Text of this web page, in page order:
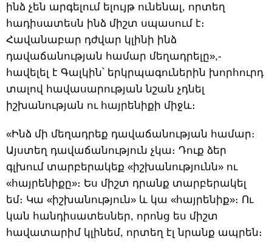
ինձ չեն արգելում ելույթ ունենալ, որտեղ
հադիսատեսն ինձ միշտ սպասում է։
Հավանաբար դժվար կլինի ինձ
դավաճանության համար մեղադրելը»,-
հավելել է Գալկին՝ երկրպագուներին խորհուրդ
տալով հավասարության նշան չդնել
իշխանության ու հայրենիքի միջև։
«Ինձ մի մեղադրեք դավաճանության համար։
Այստեղ դավաճանություն չկա։ Դուք ձեր
գլխում տարբերակեք «իշխանությունն» ու
«հայրենիքը»։ Ես միշտ դրանք տարբերակել
եմ։ Կա «իշխանություն» և կա «հայրենիք»։ Ու
կան հանդիսատեսներ, որոնց ես միշտ
հավատարիմ կլինեմ, որտեղ էլ նրանք ապրեն։